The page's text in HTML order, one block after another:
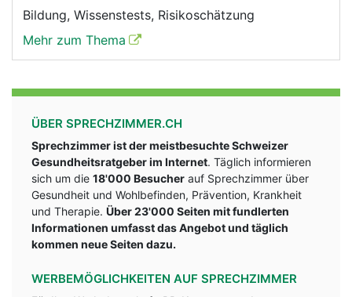
Bildung, Wissenstests, Risikoschätzung
Mehr zum Thema
ÜBER SPRECHZIMMER.CH
Sprechzimmer ist der meistbesuchte Schweizer
Gesundheitsratgeber im Internet. Täglich informieren
sich um die 18'000 Besucher auf Sprechzimmer über
Gesundheit und Wohlbefinden, Prävention, Krankheit
und Therapie. Über 23'000 Seiten mit fundlerten
Informationen umfasst das Angebot und täglich
kommen neue Seiten dazu.
WERBEMÖGLICHKEITEN AUF SPRECHZIMMER